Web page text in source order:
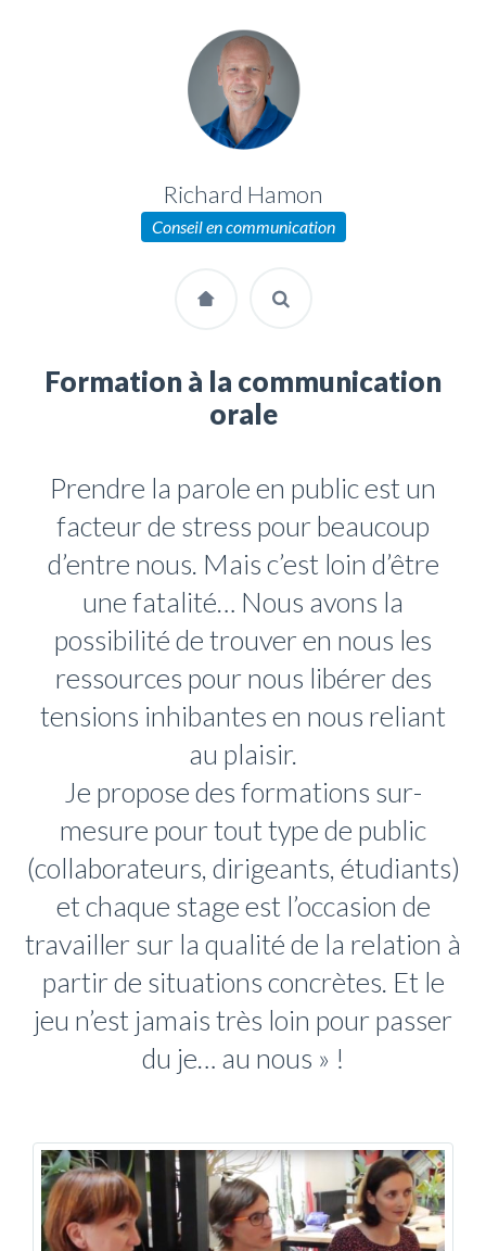
Richard Hamon
Conseil en communication
Formation à la communication
orale
Prendre la parole en public est un
facteur de stress pour beaucoup
d’entre nous. Mais c’est loin d’être
une fatalité… Nous avons la
possibilité de trouver en nous les
ressources pour nous libérer des
tensions inhibantes en nous reliant
au plaisir.
Je propose des formations sur-
mesure pour tout type de public
(collaborateurs, dirigeants, étudiants)
et chaque stage est l’occasion de
travailler sur la qualité de la relation à
partir de situations concrètes. Et le
jeu n’est jamais très loin pour passer
du je… au nous » !